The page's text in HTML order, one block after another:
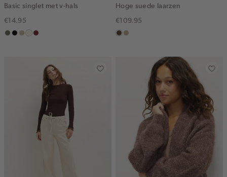
Basic singlet met v-hals
€14.95
middenbruin
zwartlichtzand
wit,bordeaux
Hoge suede laarzen
€109.95
donkerbruin
zand